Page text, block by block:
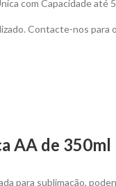
com Capacidade até
Contacte-nos para
AA de
para sublimação,